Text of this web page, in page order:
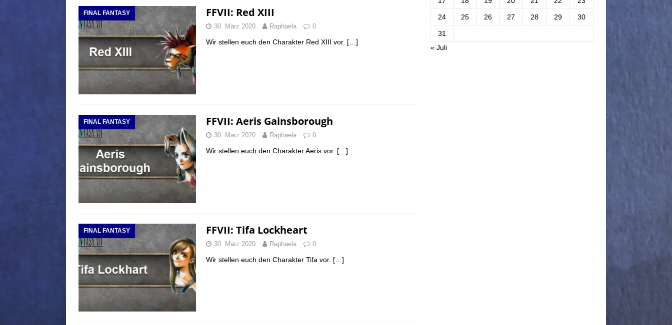
FINAL FANTASY FFVII: Red XIII
30. März 2020 Raphaela 0
Wir stellen euch den Charakter Red XIII vor. […]
FINAL FANTASY FFVII: Aeris Gainsborough
30. März 2020 Raphaela 0
Wir stellen euch den Charakter Aeris vor. […]
FINAL FANTASY FFVII: Tifa Lockheart
30. März 2020 Raphaela 0
Wir stellen euch den Charakter Tifa vor. […]
24 25 26 27 28 29 30
31
« Juli